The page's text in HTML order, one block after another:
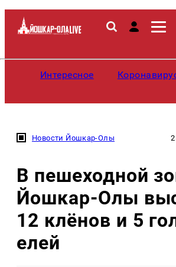
Интересное
Новости Йошкар-Олы
В пешеходной
Йошкар-Олы
12 клёнов и 5
елей